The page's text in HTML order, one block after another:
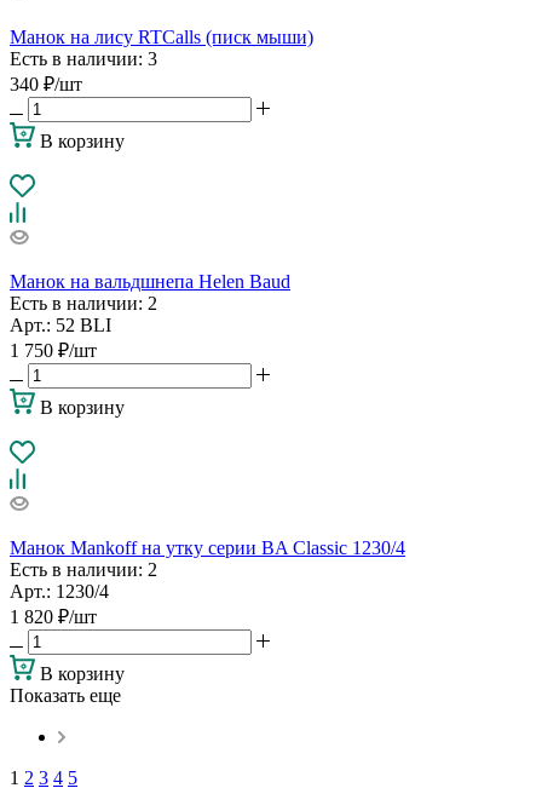
Манок на лису RTCalls (писк мыши)
Есть в наличии: 3
340 ₽/шт
В корзину
Манок на вальдшнепа Helen Baud
Есть в наличии: 2
Арт.: 52 BLI
1 750 ₽/шт
В корзину
Манок Mankoff на утку серии BA Classic 1230/4
Есть в наличии: 2
Арт.: 1230/4
1 820 ₽/шт
В корзину
Показать еще
1 2 3 4 5